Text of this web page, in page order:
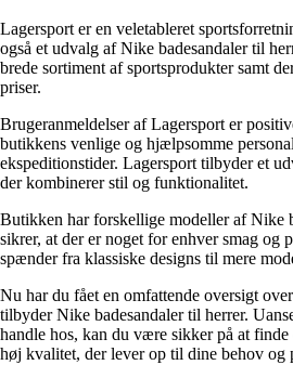
Lagersport er en veletableret
også et udvalg af Nike badesandaler til
brede sortiment af sportsprodukter samt
priser.
Brugeranmeldelser af Lagersport er
butikkens venlige og hjælpsomme
ekspeditionstider. Lagersport tilbyder et
der kombinerer stil og funktionalitet.
Butikken har forskellige modeller af Nike
sikrer, at der er noget for enhver smag og
spænder fra klassiske designs til mere
Nu har du fået en omfattende oversigt
tilbyder Nike badesandaler til herrer.
handle hos, kan du være sikker på at
høj kvalitet, der lever op til dine behov og